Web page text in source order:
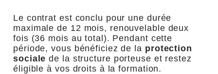
Le contrat est conclu pour une durée
maximale de 12 mois, renouvelable deux
fois (36 mois au total). Pendant cette
période, vous bénéficiez de la protection
sociale de la structure porteuse et restez
éligible à vos droits à la formation.